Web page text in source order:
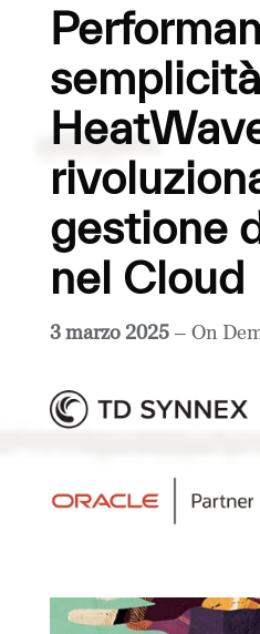
gestione
nel Cloud
3 marzo 2025– On